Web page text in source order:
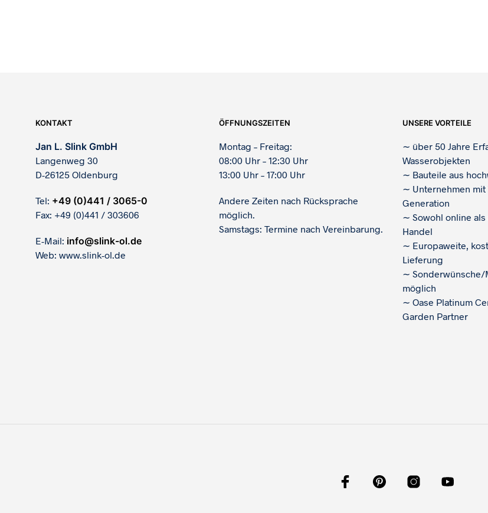
KONTAKT
Jan L. Slink GmbH
Langenweg 30
D-26125 Oldenburg
Tel: +49 (0)441 / 3065-0
Fax: +49 (0)441 / 303606
E-Mail: info@slink-ol.de
Web: www.slink-ol.de
ÖFFNUNGSZEITEN
Montag – Freitag:
08:00 Uhr – 12:30 Uhr
13:00 Uhr – 17:00 Uhr
Andere Zeiten nach Rücksprache
möglich.
Samstags: Termine nach Vereinbarung.
UNSERE VORTEILE
∼ über 50 Jahre
Wasserobjekten
∼ Bauteile aus
∼ Unternehmen mit
Generation
∼ Sowohl online
Handel
∼ Europaweite,
Lieferung
∼
möglich
∼ Oase Platinum
Garden Partner